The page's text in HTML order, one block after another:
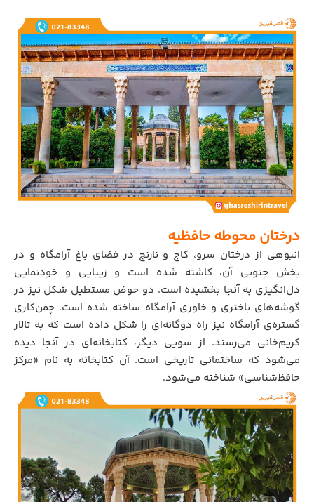
درختان محوطه حافظیه
انبوهی از درختان سرو، کاج و نارنج در فضای باغ آرامگاه و در
بخش جنوبی آن، کاشته شده است و زیبایی و خودنمایی
دل‌انگیزی به آنجا بخشیده است. دو حوض مستطیل شکل نیز در
گوشه‌های باختری و خاوری آرامگاه ساخته شده است. چمن‌کاری
گستره‌ی آرامگاه نیز راه دوگانه‌ای را شکل داده است که به تالار
کریم‌خانی می‌رسند. از سویی دیگر، کتابخانه‌ای در آنجا دیده
می‌شود که ساختمانی تاریخی است. آن کتابخانه به نام «مرکز
حافظ‌شناسی» شناخته می‌شود.